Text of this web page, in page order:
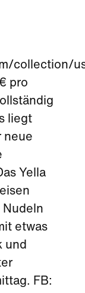
collection/
pro
liegt
neue
Yella
Nudeln
etwas
und
FB: